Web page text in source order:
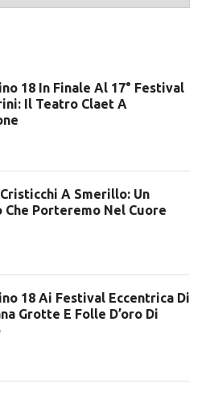
18 In Finale Al 17° Festival
Il Teatro Claet A
A Smerillo: Un
Che Porteremo Nel Cuore
18 Ai Festival Eccentrica Di
Grotte E Folle D’oro Di